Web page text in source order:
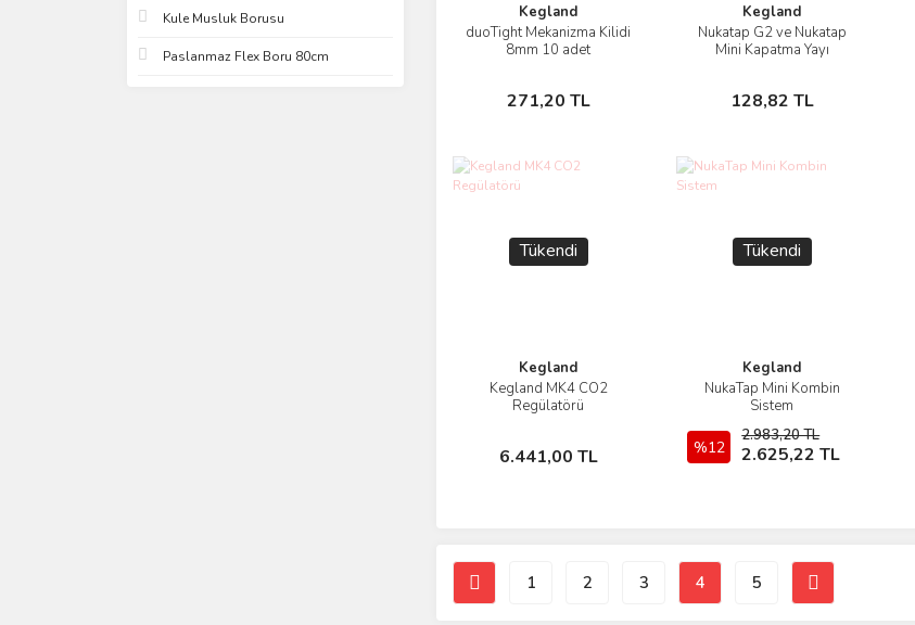
Kule Musluk Borusu
Paslanmaz Flex Boru 80cm
Kegland
duoTight Mekanizma Kilidi
8mm 10 adet
271,20 TL
İncele
Stokta Yok
Kegland
Nukatap G2 ve Nukatap
Mini Kapatma Yayı
128,82 TL
İncele
Stokta Yok
Tükendi
Kegland
Kegland MK4 CO2
Regülatörü
6.441,00 TL
İncele
Stokta Yok
Tükendi
Kegland
NukaTap Mini Kombin
Sistem
%12
2.983,20 TL
2.625,22 TL
İncele
Stokta Yok
1 2 3 4 5